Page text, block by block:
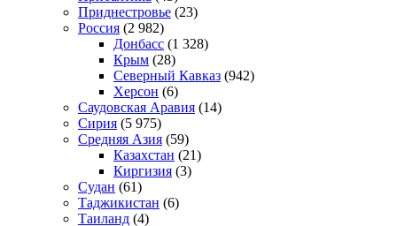
Приднестровье (23)
Россия (2 982)
Донбасс (1 328)
Крым (28)
Северный Кавказ (942)
Херсон (6)
Саудовская Аравия (14)
Сирия (5 975)
Средняя Азия (59)
Казахстан (21)
Киргизия (3)
Судан (61)
Таджикистан (6)
Таиланд (4)